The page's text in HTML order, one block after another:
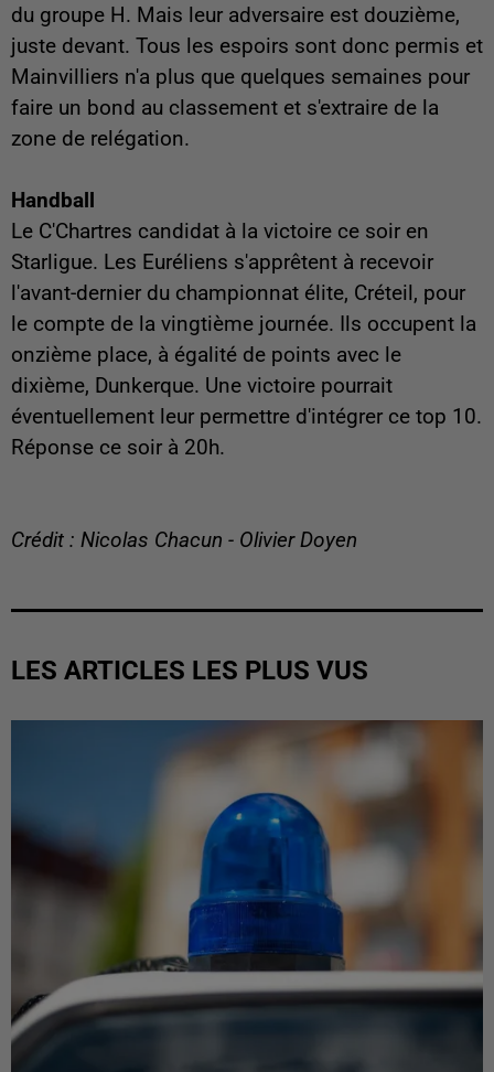
du groupe H. Mais leur adversaire est douzième,
juste devant. Tous les espoirs sont donc permis et
Mainvilliers n'a plus que quelques semaines pour
faire un bond au classement et s'extraire de la
zone de relégation.
Handball
Le C'Chartres candidat à la victoire ce soir en
Starligue. Les Euréliens s'apprêtent à recevoir
l'avant-dernier du championnat élite, Créteil, pour
le compte de la vingtième journée. Ils occupent la
onzième place, à égalité de points avec le
dixième, Dunkerque. Une victoire pourrait
éventuellement leur permettre d'intégrer ce top 10.
Réponse ce soir à 20h.
Crédit : Nicolas Chacun - Olivier Doyen
LES ARTICLES LES PLUS VUS